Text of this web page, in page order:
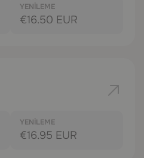
YENILEME
€16.50 EUR
YENILEME
€16.95 EUR